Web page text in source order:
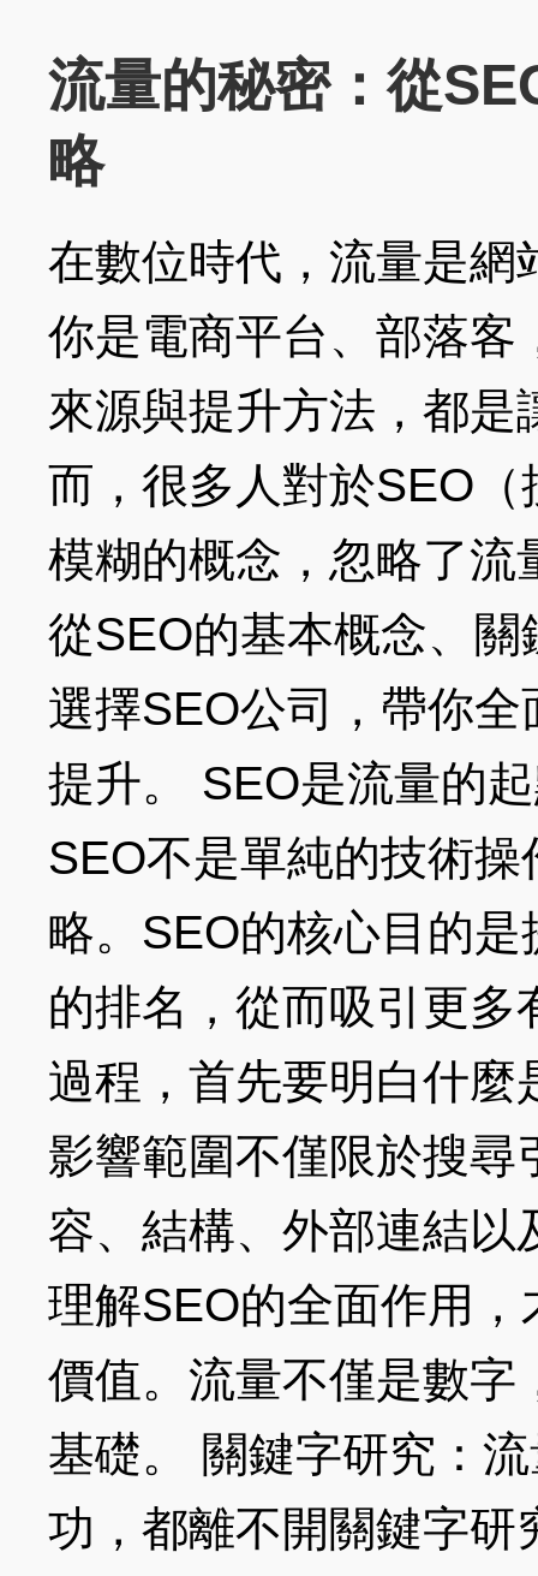
流量的秘密：從
略
在數位時代，流量是網
你是電商平台、部落客
來源與提升方法，都
而，很多人對於SEO
模糊的概念，忽略了流
從SEO的基本概念、
選擇SEO公司，帶你
提升。 SEO是流量的
SEO不是單純的技術
略。SEO的核心目的
的排名，從而吸引更
過程，首先要明白什
影響範圍不僅限於搜尋
容、結構、外部連結以
理解SEO的全面作用
價值。流量不僅是數字
基礎。 關鍵字研究：
功，都離不開關鍵字研